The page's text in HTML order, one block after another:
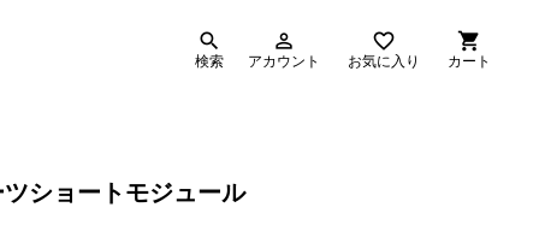
search
検索
person_outline
アカウント
favorite_border
お気に入り
shopping_cart
カート
ショートモジュール